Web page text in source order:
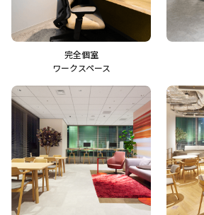
完全個室
ワークスペース